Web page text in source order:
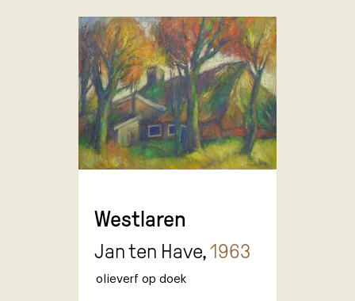
Westlaren
Jan ten Have,1963
olieverf op doek